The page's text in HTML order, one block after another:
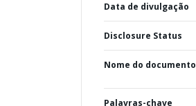
Data de divulgação
Disclosure Status
Nome do documento
Palavras-chave